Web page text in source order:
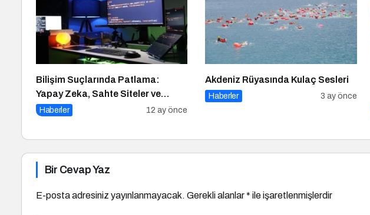
Bilişim Suçlarında Patlama:
Yapay Zeka, Sahte Siteler ve
Dijital Tuzaklar Tehlike Saçıyor
Haberler 12 ay önce
Akdeniz Rüyasında Kulaç Sesleri
Haberler 3 ay önce
Bir Cevap Yaz
E-posta adresiniz yayınlanmayacak. Gerekli alanlar* ile işaretlenmişlerdir